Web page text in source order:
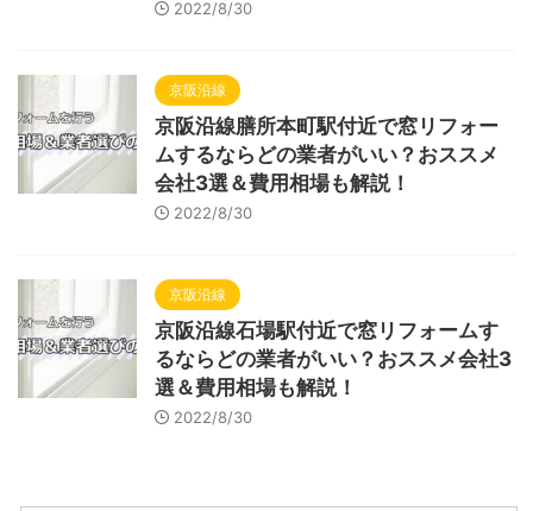
2022/8/30
京阪沿線
京阪沿線膳所本町駅付近で窓リフォー
ムするならどの業者がいい？おススメ
会社3選＆費用相場も解説！
2022/8/30
京阪沿線
京阪沿線石場駅付近で窓リフォームす
るならどの業者がいい？おススメ会社3
選＆費用相場も解説！
2022/8/30